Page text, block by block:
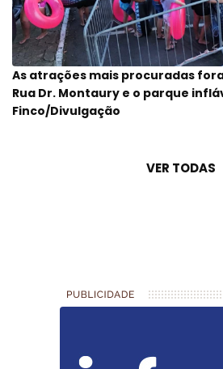
As atrações mais procuradas
Rua Dr. Montaury e o parque
Finco/Divulgação
VER TODAS